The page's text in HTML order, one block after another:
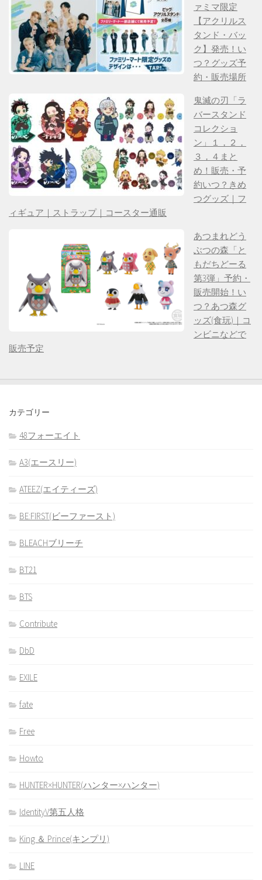
ァミマ限定
【アクリルス
タンド・バッ
ク】発売！い
つ？グッズ予
約・販売場所
鬼滅の刃「ラ
バースタンド
コレクショ
ン」１，２，
３，４まと
め！販売・予
約いつ？きめ
つグッズ｜フ
ィギュア｜ストラップ｜コースター通販
あつまれどう
ぶつの森「と
もだちどーる
第3弾」予約・
販売開始！い
つ？あつ森グ
ッズ(食玩)｜コ
ンビニなどで
販売予定
カテゴリー
48フォーエイト
A3(エースリー)
ATEEZ(エイティーズ)
BE:FIRST(ビーファースト)
BLEACHブリーチ
BT21
BTS
Contribute
DbD
EXILE
fate
Free
Howto
HUNTER×HUNTER(ハンター×ハンター)
IdentityV第五人格
King ＆ Prince(キンプリ)
LINE